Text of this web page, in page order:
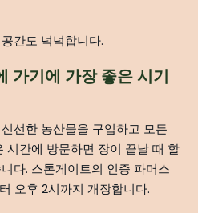
간도 넉넉합니다.
가기에 가장 좋은 시기
선한 농산물을 구입하고 모든
시간에 방문하면 장이 끝날 때 할
다. 스톤게이트의 인증 파머스
오후 2시까지 개장합니다.